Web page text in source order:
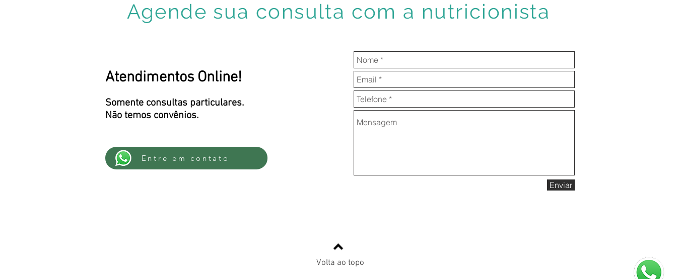
Agende sua consulta com a nutricionista
Atendimentos Online!
Somente consultas particulares.
Não temos convênios.
Entre em contato
Enviar
Volta ao topo